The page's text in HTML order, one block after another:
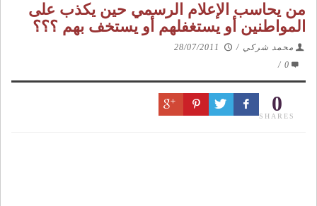
من يحاسب الإعلام الرسمي حين يكذب على
المواطنين أو يستغفلهم أو يستخف بهم ؟؟؟
محمد شركي /
28/07/2011
0
/
0
SHARES